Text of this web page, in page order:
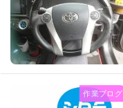
作業ブログ